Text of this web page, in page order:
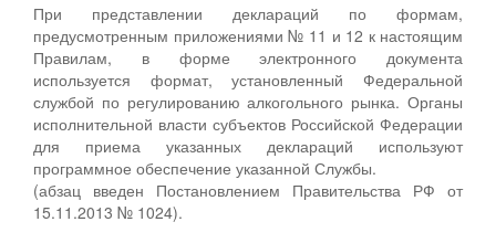
При представлении деклараций по формам,
предусмотренным приложениями № 11 и 12 к настоящим
Правилам, в форме электронного документа
используется формат, установленный Федеральной
службой по регулированию алкогольного рынка. Органы
исполнительной власти субъектов Российской Федерации
для приема указанных деклараций используют
программное обеспечение указанной Службы.
(абзац введен Постановлением Правительства РФ от
15.11.2013 № 1024).